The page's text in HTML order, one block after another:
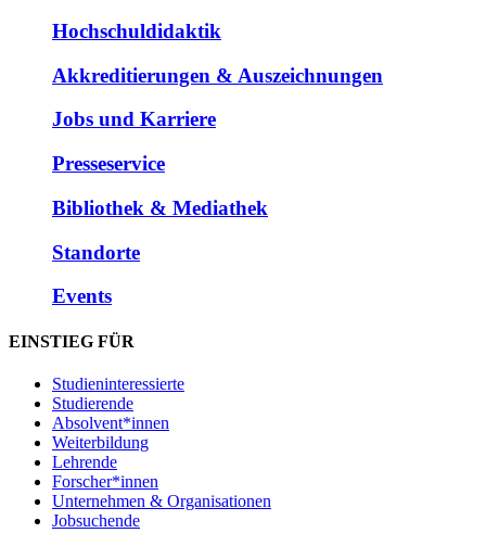
Hochschuldidaktik
Akkreditierungen & Auszeichnungen
Jobs und Karriere
Presseservice
Bibliothek & Mediathek
Standorte
Events
EINSTIEG FÜR
Studieninteressierte
Studierende
Absolvent*innen
Weiterbildung
Lehrende
Forscher*innen
Unternehmen & Organisationen
Jobsuchende